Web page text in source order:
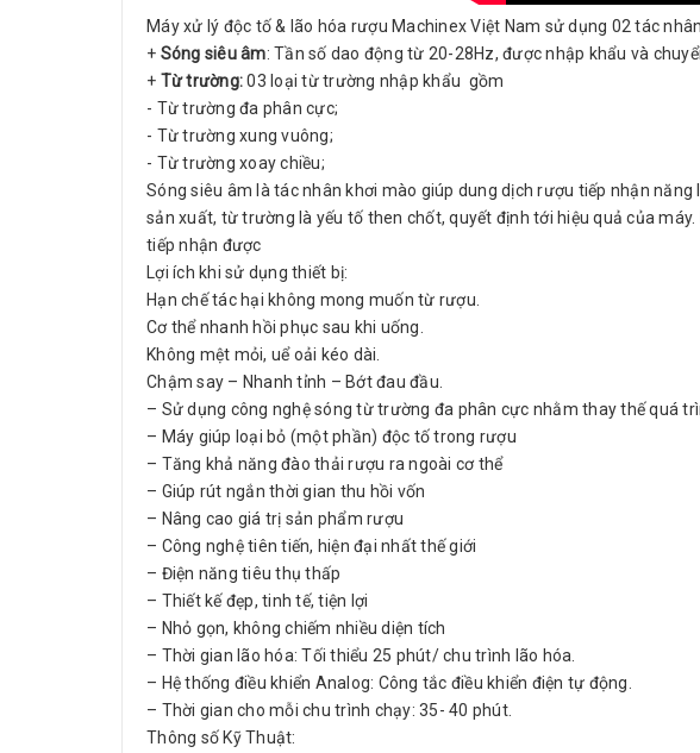
Máy xử lý độc tố & lão hóa rượu Machinex Việt Nam sử dụng 02 tác
+ Sóng siêu âm: Tần số dao động từ 20-28Hz, được nhập khẩu và
+ Từ trường:03 loại từ trường nhập khẩu gồm
- Từ trường đa phân cực;
- Từ trường xung vuông;
- Từ trường xoay chiều;
Sóng siêu âm là tác nhân khơi mào giúp dung dịch rượu tiếp nhận
sản xuất, từ trường là yếu tố then chốt, quyết định tới hiệu quả của
tiếp nhận được
Lợi ích khi sử dụng thiết bị:
Hạn chế tác hại không mong muốn từ rượu.
Cơ thể nhanh hồi phục sau khi uống.
Không mệt mỏi, uể oải kéo dài.
Chậm say – Nhanh tỉnh – Bớt đau đầu.
– Sử dụng công nghệ sóng từ trường đa phân cực nhằm thay thế quá
– Máy giúp loại bỏ (một phần) độc tố trong rượu
– Tăng khả năng đào thải rượu ra ngoài cơ thể
– Giúp rút ngắn thời gian thu hồi vốn
– Nâng cao giá trị sản phẩm rượu
– Công nghệ tiên tiến, hiện đại nhất thế giới
– Điện năng tiêu thụ thấp
– Thiết kế đẹp, tinh tế, tiện lợi
– Nhỏ gọn, không chiếm nhiều diện tích
– Thời gian lão hóa: Tối thiểu 25 phút/ chu trình lão hóa.
– Hệ thống điều khiển Analog: Công tắc điều khiển điện tự động.
– Thời gian cho mỗi chu trình chạy: 35- 40 phút.
Thông số Kỹ Thuật: